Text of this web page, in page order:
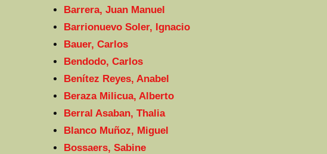
Barrera, Juan Manuel
Barrionuevo Soler, Ignacio
Bauer, Carlos
Bendodo, Carlos
Benítez Reyes, Anabel
Beraza Milicua, Alberto
Berral Asaban, Thalia
Blanco Muñoz, Miguel
Bossaers, Sabine